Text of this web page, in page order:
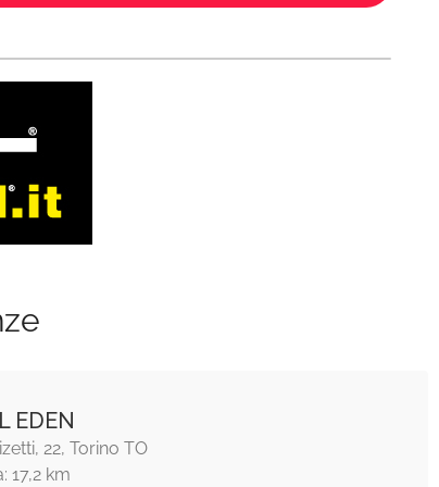
EDEN
22, Torino TO
17,2 km